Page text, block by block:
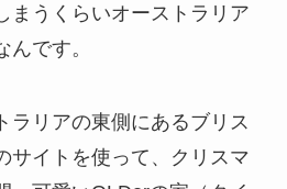
まうくらいオーストラリア
んです。
ラリアの東側にあるブリス
サイトを使って、クリスマ